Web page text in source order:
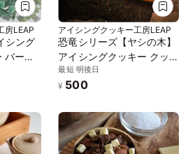
房LEAP
シング
バース
日 デ
い お
アイシングクッキー工房LEAP
恐竜シリーズ【ヤシの木】
アイシングクッキー クッ
キー デコレーションケー
キ オリジナルケーキ 誕生
最短 明後日
¥ 500